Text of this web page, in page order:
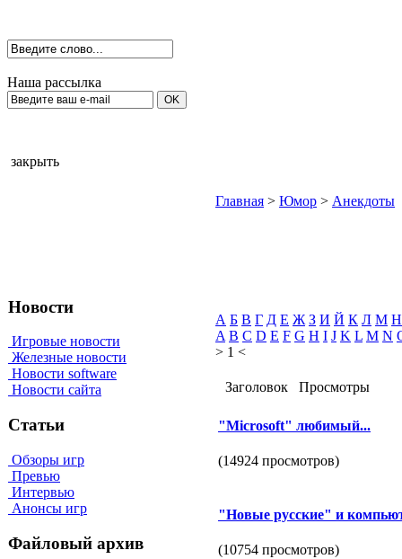
Наша рассылка
закрыть
Новости
Игровые новости
Железные новости
Новости software
Новости сайта
Статьи
Обзоры игр
Превью
Интервью
Анонсы игр
Файловый архив
Главная > Юмор > Анекдоты
А Б В Г Д Е Ж З И Й К Л М Н
A B C D E F G H I J K L M N
> 1 <
Заголовок Просмотры
"Microsoft" любимый...
(14924 просмотров)
"Новые русские" и
(10754 просмотров)